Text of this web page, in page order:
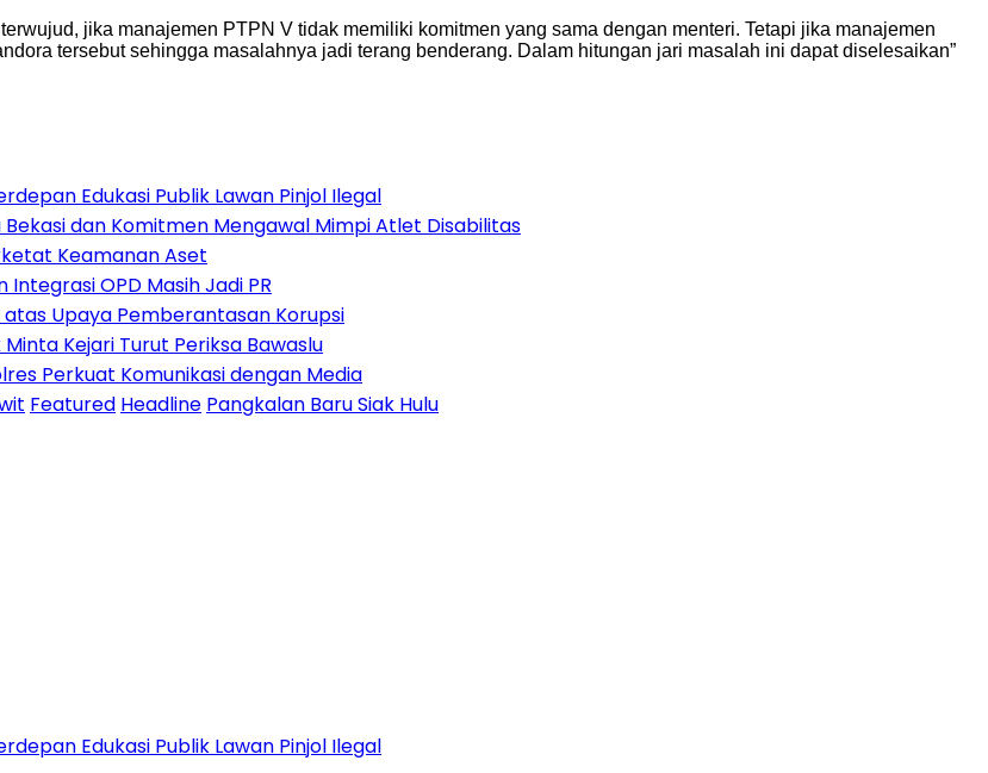
jika manajemen PTPN V tidak memiliki komitmen yang sama dengan menteri. Tetapi jika manajemen
tersebut sehingga masalahnya jadi terang benderang. Dalam hitungan jari masalah ini dapat diselesaikan”
Edukasi Publik Lawan Pinjol Ilegal
Bekasi dan Komitmen Mengawal Mimpi Atlet Disabilitas
Keamanan Aset
Integrasi OPD Masih Jadi PR
atas Upaya Pemberantasan Korupsi
Kejari Turut Periksa Bawaslu
Perkuat Komunikasi dengan Media
Featured Headline Pangkalan Baru Siak Hulu
Edukasi Publik Lawan Pinjol Ilegal